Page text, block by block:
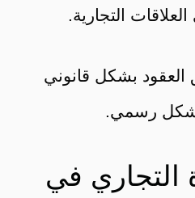
التجارية.
العقود بشكل قانوني
بشكل رسمي.
التجاري في